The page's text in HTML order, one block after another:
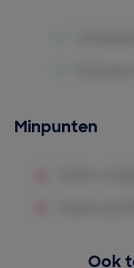
Minpunten
Ook